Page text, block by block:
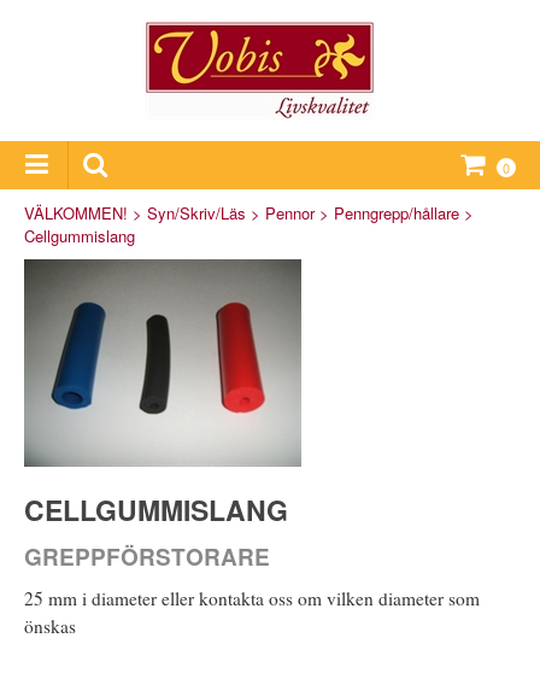
0
VÄLKOMMEN! > Syn/Skriv/Läs > Pennor> Penngrepp/hållare >
Cellgummislang
CELLGUMMISLANG
GREPPFÖRSTORARE
25 mm i diameter eller kontakta oss om vilken diameter som
önskas